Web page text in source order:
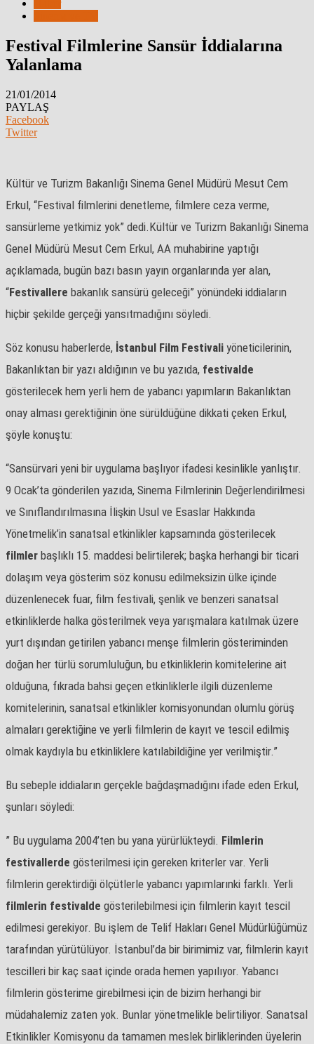
Festival Filmlerine Sansür İddialarına
Yalanlama
21/01/2014
PAYLAŞ
Facebook
Twitter
Kültür ve Turizm Bakanlığı Sinema Genel Müdürü Mesut Cem
Erkul, “Festival filmlerini denetleme, filmlere ceza verme,
sansürleme yetkimiz yok” dedi.Kültür ve Turizm Bakanlığı Sinema
Genel Müdürü Mesut Cem Erkul, AA muhabirine yaptığı
açıklamada, bugün bazı basın yayın organlarında yer alan,
“Festivallere bakanlık sansürü geleceği” yönündeki iddiaların
hiçbir şekilde gerçeği yansıtmadığını söyledi.
Söz konusu haberlerde, İstanbul Film Festivali yöneticilerinin,
Bakanlıktan bir yazı aldığının ve bu yazıda, festivalde
gösterilecek hem yerli hem de yabancı yapımların Bakanlıktan
onay alması gerektiğinin öne sürüldüğüne dikkati çeken Erkul,
şöyle konuştu:
“Sansürvari yeni bir uygulama başlıyor ifadesi kesinlikle yanlıştır.
9 Ocak’ta gönderilen yazıda, Sinema Filmlerinin Değerlendirilmesi
ve Sınıflandırılmasına İlişkin Usul ve Esaslar Hakkında
Yönetmelik’in sanatsal etkinlikler kapsamında gösterilecek
filmler başlıklı 15. maddesi belirtilerek; başka herhangi bir ticari
dolaşım veya gösterim söz konusu edilmeksizin ülke içinde
düzenlenecek fuar, film festivali, şenlik ve benzeri sanatsal
etkinliklerde halka gösterilmek veya yarışmalara katılmak üzere
yurt dışından getirilen yabancı menşe filmlerin gösteriminden
doğan her türlü sorumluluğun, bu etkinliklerin komitelerine ait
olduğuna, fıkrada bahsi geçen etkinliklerle ilgili düzenleme
komitelerinin, sanatsal etkinlikler komisyonundan olumlu görüş
almaları gerektiğine ve yerli filmlerin de kayıt ve tescil edilmiş
olmak kaydıyla bu etkinliklere katılabildiğine yer verilmiştir.”
Bu sebeple iddiaların gerçekle bağdaşmadığını ifade eden Erkul,
şunları söyledi:
” Bu uygulama 2004’ten bu yana yürürlükteydi. Filmlerin
festivallerde gösterilmesi için gereken kriterler var. Yerli
filmlerin gerektirdiği ölçütlerle yabancı yapımlarınki farklı. Yerli
filmlerin festivalde gösterilebilmesi için filmlerin kayıt tescil
edilmesi gerekiyor. Bu işlem de Telif Hakları Genel Müdürlüğümüz
tarafından yürütülüyor. İstanbul’da bir birimimiz var, filmlerin kayıt
tescilleri bir kaç saat içinde orada hemen yapılıyor. Yabancı
filmlerin gösterime girebilmesi için de bizim herhangi bir
müdahalemiz zaten yok. Bunlar yönetmelikle belirtiliyor. Sanatsal
Etkinlikler Komisyonu da tamamen meslek birliklerinden üyelerin